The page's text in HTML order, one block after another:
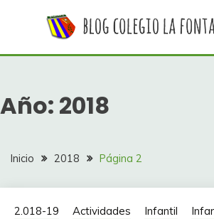
COLEGIO LA
FONTAINE
colegio La Fontaine
Año: 2018
Inicio 2018 Página 2
2.018-19 Actividades Infantil